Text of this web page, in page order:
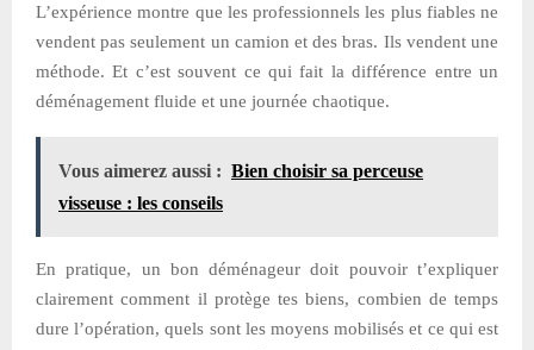
L’expérience montre que les professionnels les plus fiables ne
vendent pas seulement un camion et des bras. Ils vendent une
méthode. Et c’est souvent ce qui fait la différence entre un
déménagement fluide et une journée chaotique.
Vous aimerez aussi : Bien choisir sa perceuse
visseuse : les conseils
En pratique, un bon déménageur doit pouvoir t’expliquer
clairement comment il protège tes biens, combien de temps
dure l’opération, quels sont les moyens mobilisés et ce qui est